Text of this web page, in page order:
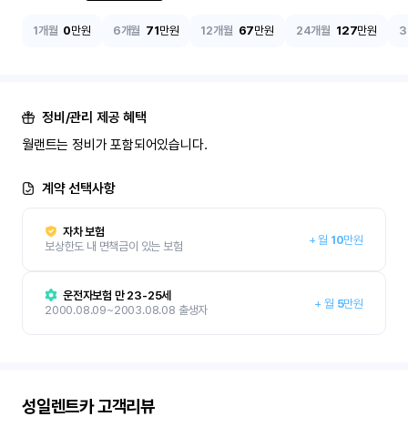
1개월 0만원 6개월 71만원 12개월 67만원 24개월 127만원
정비/관리 제공 혜택
월랜트는 정비가 포함되어있습니다.
계약 선택사항
자차 보험
보상한도 내 면책금이 있는 보험
+월 10만원
운전자보험 만 23-25세
2000.08.09~2003.08.08 출생자
+ 월 5만원
성일렌트카고객리뷰